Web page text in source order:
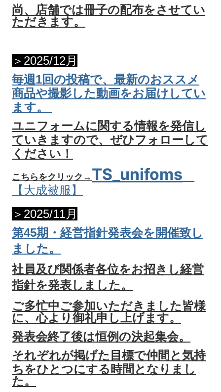
尚、店舗では冊子の配布をさせてい
ただきます。
＞2025/12月
毎週1回の投稿で、最新のおススメ
商品や撮影した動画をお届けしてい
ます。
ユニフォームに関する情報を発信し
ていきますので、ぜひフォローして
ください！
こちらをクリック → TS_unifoms
【大成被服】
＞2025/11月
第45期・経営指針発表会を開催致し
ました。
社員及び関係者各位をお招きし経営
指針を発表しました。
ご多忙中ご参加いただき ました皆様
に、心より御礼申し上げます。
発表会終了後は恒例の決起集会。
それぞれが掲げた目標で仲間と気持
ちをひとつにする時間となりまし
た。